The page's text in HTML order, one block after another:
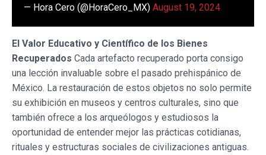
— Hora Cero (@HoraCero_MX) August 19, 2024
El Valor Educativo y Científico de los Bienes
Recuperados Cada artefacto recuperado porta consigo
una lección invaluable sobre el pasado prehispánico de
México. La restauración de estos objetos no solo permite
su exhibición en museos y centros culturales, sino que
también ofrece a los arqueólogos y estudiosos la
oportunidad de entender mejor las prácticas cotidianas,
rituales y estructuras sociales de civilizaciones antiguas.